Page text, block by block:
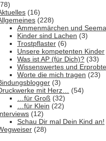
(16)
(228)
Ammenmärchen und
Kinder sind Lachen (3)
Trostpflaster (6)
Unsere kompetenten Kinder
Was ist AP (für Dich)? (33)
Wissenswertes und
Worte die mich tragen (23)
(3)
mit Herz… (54)
…für Groß (32)
…für Klein (22)
(12)
Schau Dir mal Dein Kind an!
(28)